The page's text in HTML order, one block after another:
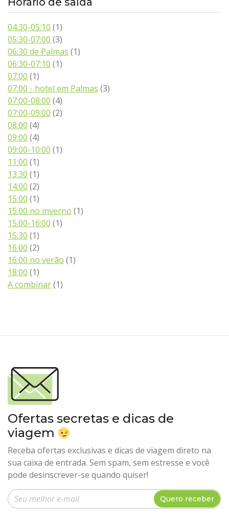
04:30-05:10 (1)
05:30-07:00 (3)
06:30 de Palmas (1)
06:30-07:10 (1)
07:00 (1)
07:00 - hotel em Palmas (3)
07:00-08:00 (4)
07:00-09:00 (2)
08:00 (4)
09:00 (4)
09:00-10:00 (1)
11:00 (1)
13:30 (1)
14:00 (2)
15:00 (1)
15:00 no inverno (1)
15:00-16:00 (1)
15:30 (1)
16:00 (2)
16:00 no verão (1)
18:00 (1)
A combinar(1)
Ofertas secretas e dicas de
viagem
Receba ofertas exclusivas e dicas de viagem direto na
sua caixa de entrada. Sem spam, sem estresse e você
pode desinscrever-se quando quiser!
Insira seu e-mail
Quero receber